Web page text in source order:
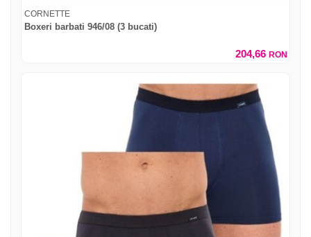
CORNETTE
Boxeri barbati 946/08 (3 bucati)
204,66 RON